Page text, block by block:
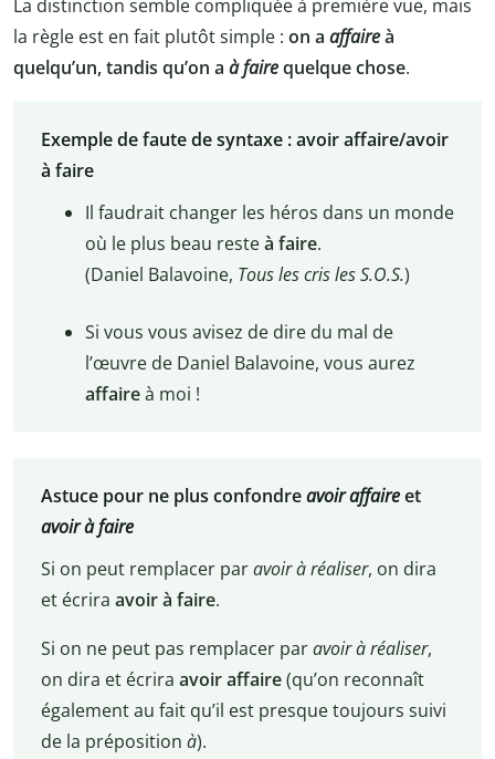
La distinction semble compliquée à première vue, mais
la règle est en fait plutôt simple : on a affaireà
quelqu’un, tandis qu’on a à fairequelque chose.
Exemple de faute de syntaxe : avoir affaire/avoir
à faire
Il faudrait changer les héros dans un monde
où le plus beau resteà faire.
(Daniel Balavoine, Tous les cris les S.O.S.)
Si vous vous avisez de dire du mal de
l’œuvre de Daniel Balavoine, vous aurez
affaireà moi !
Astuce pour ne plus confondreavoir affaireet
avoir à faire
Si on peut remplacer paravoir à réaliser, on dira
et écrira avoirà faire.
Si on ne peut pas remplacer paravoir à réaliser,
on dira et écrira avoir affaire(qu’on reconnaît
également au fait qu’il est presque toujours suivi
de la préposition à).